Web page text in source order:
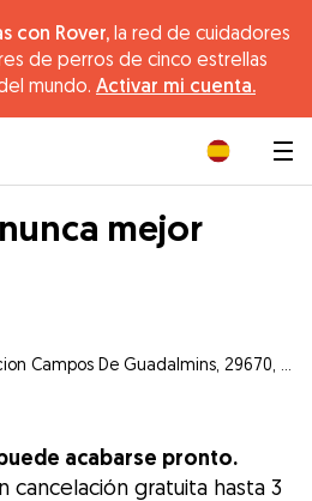
con Rover, la red de cuidadores
de perros de cinco estrellas
mundo. Activar mi cuenta.
mejor
acabarse pronto.
cancelación gratuita hasta 3